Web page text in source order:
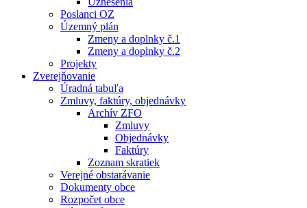
Poslanci OZ
Územný plán
Zmeny a doplnky č.1
Zmeny a doplnky č.2
Projekty
Zverejňovanie
Úradná tabuľa
Zmluvy, faktúry, objednávky
Archív ZFO
Zmluvy
Objednávky
Faktúry
Zoznam skratiek
Verejné obstarávanie
Dokumenty obce
Rozpočet obce